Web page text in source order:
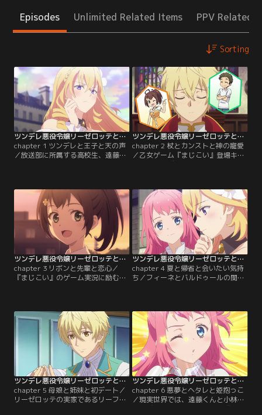
Episodes Unlimited Related Items PPV Related
Sorting
ツンデレ悪役令嬢リーゼロッテと実況の遠藤くんと解説の小林さん 第01話
chapter 1 ツンデレと王子と天の声
／放送部に所属する高校生、遠藤碧
て』のメイン攻略キャラ・ジークヴ
ァルトに、自分たちの“声”が聞こえ
ていたから。「神々よ！エンドー
様、と、コバヤシ様...とおっしゃる
のでしょうか？」リアルとゲーム世
界が交差する…。【提供：バンダイ
チャンネル】
ツンデレ悪役令嬢リーゼロッテと実況の遠藤くんと解説の小林さん 第02話
chapter 2 杖とカンストと神の寵愛
／乙女ゲーム『まじこい』登場キャ
ラ・ジークヴァルトに突然“声”を届
ークヴァルトと協力し、悲惨な運命
を辿るリーゼロッテを救うため、今
日も実況と解説付きで『まじこい』
をプレイ。まずは、ツンデレなリー
ゼロッテの心の内を読み解く術
を…。【提供：バンダイチャンネ
ル】
ツンデレ悪役令嬢リーゼロッテと実況の遠藤くんと解説の小林さん 第03話
chapter 3 リボンと先輩と恋心／
『まじこい』のゲーム実況に励むと
った。小林さんの言葉をきっかけに
勇気をもらった遠藤くんは、改めて
リーゼロッテたちの“最高を超えた
最高のハッピーエンド”を目指して
奮起。一方ゲーム内では今日も…。
【提供：バンダイチャンネル】
ツンデレ悪役令嬢リーゼロッテと実況の遠藤くんと解説の小林さん 第04話
chapter 4 夏と帰省と会いたい気持
ち／フィーネとバルドゥールの関係
であるリーフェンシュタール領にフ
ィーネを招き入れることに成功す
る。一層友情を深めるリーゼロッテ
とフィーネだったが、その一方、視
察で各地を巡らなければならないジ
ークヴァルトは…。【提供：バンダ
イチャンネル】
ツンデレ悪役令嬢リーゼロッテと実況の遠藤くんと解説の小林さん 第05話
chapter 5 母娘と姉妹と初デート／
リーゼロッテの実家であるリーフェ
ツンデレ悪役令嬢リーゼロッテと実況の遠藤くんと解説の小林さん 第06話
chapter 6 悪夢とヘタレと姫抱っこ
／現実世界では、遠藤くんと小林さ
んのデートがようやく実現。『まじ